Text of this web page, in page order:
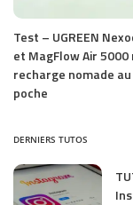
Test – UGREEN
et MagFlow Air 5000
recharge nomade
poche
DERNIERS TUTOS